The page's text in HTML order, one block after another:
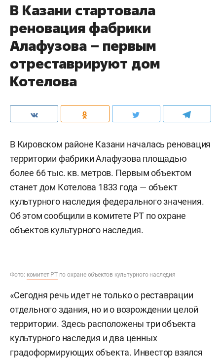
В Казани стартовала
реновация фабрики
Алафузова – первым
отреставрируют дом
Котелова
В Кировском районе Казани началась реновация
территории фабрики Алафузова площадью
более 66 тыс. кв. метров. Первым объектом
станет дом Котелова 1833 года — объект
культурного наследия федерального значения.
Об этом сообщили в комитете РТ по охране
объектов культурного наследия.
Фото: комитет РТпо охране объектов культурного наследия
«Сегодня речь идет не только о реставрации
отдельного здания, но и о возрождении целой
территории. Здесь расположены три объекта
культурного наследия и два ценных
градоформирующих объекта. Инвестор взялся